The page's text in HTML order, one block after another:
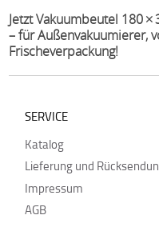
Jetzt Vakuumbeutel 180
– für Außenvakuumierer,
Frischeverpackung!
SERVICE
Katalog
Lieferung und
Impressum
AGB